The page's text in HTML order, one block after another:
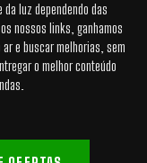
luz dependendo das
nossos links, ganhamos
e buscar melhorias, sem
o melhor conteúdo